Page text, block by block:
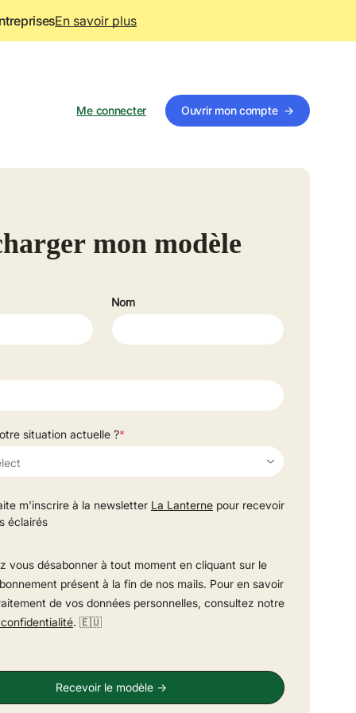
En savoir plus
Me connecter Ouvrir mon compte →